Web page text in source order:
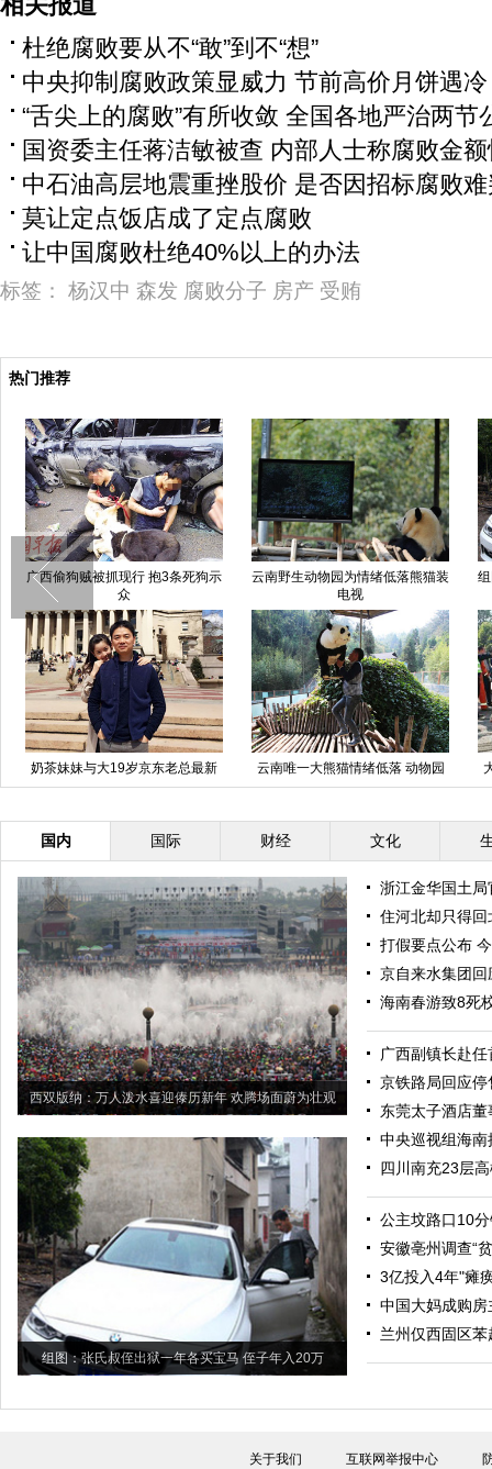
杜绝腐败要从不“敢”到不“想”
中央抑制腐败政策显威力 节前高价月饼遇冷
“舌尖上的腐败”有所收敛 全国各地严治两节
国资委主任蒋洁敏被查 内部人士称腐败金
中石油高层地震重挫股价 是否因招标腐败
莫让定点饭店成了定点腐败
让中国腐败杜绝40%以上的办法
标签： 杨汉中 森发 腐败分子 房产 受贿
热门推荐
广西偷狗贼被抓现行 抱3条死狗示
众
云南野生动物园为情绪低落熊猫装
电视
奶茶妹妹与大19岁京东老总最新
恩爱照
云南唯一大熊猫情绪低落 动物园
想尽办法为其找乐
国内 国际 财经 文化
西双版纳：万人泼水喜迎傣历新年 欢腾场面蔚为壮观
组图：张氏叔侄出狱一年各买宝马 侄子年入20万
浙江金华国土
住河北却只得
打假要点公布
京自来水集团
海南春游致8死
广西副镇长赴
京铁路局回应
东莞太子酒店
中央巡视组海
四川南充23层
公主坟路口10
安徽亳州调查“
3亿投入4年"瘫
中国大妈成购
兰州仅西固区
关于我们 互联网举报中心